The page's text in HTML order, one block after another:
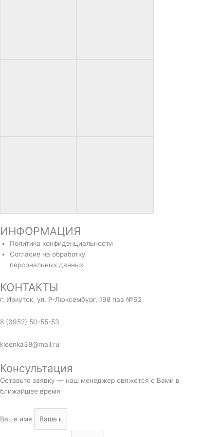
ИНФОРМАЦИЯ
Политика конфиденциальности
Согласие на обработку
персональных данных
КОНТАКТЫ
г. Иркутск, ул. Р-Люксембург, 198 пав №62
8 (3952) 50-55-53
kleenka38@mail.ru
Консультация
Оставьте заявку — наш менеджер свяжется с Вами в
ближайшее время
Ваше имя